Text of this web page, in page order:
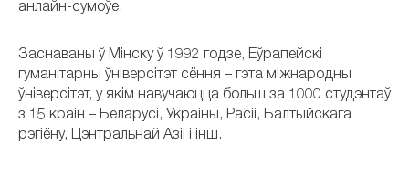
анлайн-сумоўе.
Заснаваны ў Мінску ў 1992 годзе, Еўрапейскі
гуманітарны ўніверсітэт сёння – гэта міжнародны
ўніверсітэт, у якім навучаюцца больш за 1000 студэнтаў
з 15 краін – Беларусі, Украіны, Расіі, Балтыйскага
рэгіёну, Цэнтральнай Азіі і інш.